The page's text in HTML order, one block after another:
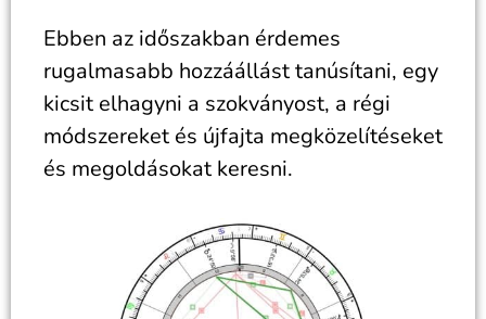
Ebben az időszakban érdemes
rugalmasabb hozzáállást tanúsítani, egy
kicsit elhagyni a szokványost, a régi
módszereket és újfajta megközelítéseket
és megoldásokat keresni.